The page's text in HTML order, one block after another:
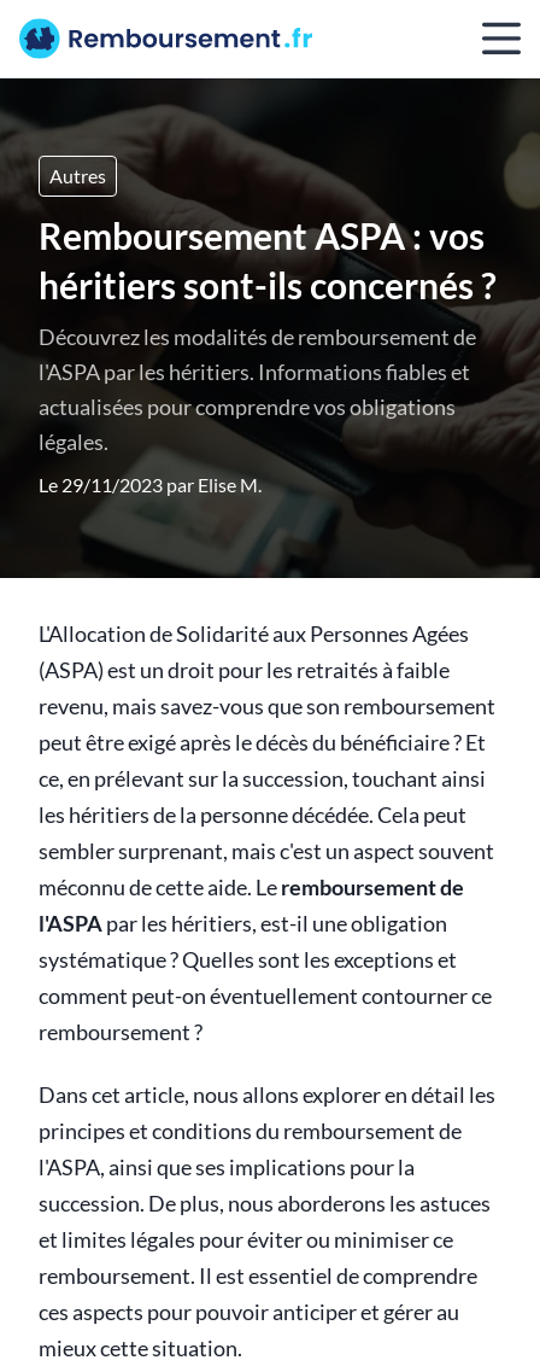
Autres
Remboursement ASPA : vos
héritiers sont-ils concernés ?
Découvrez les modalités de remboursement de
l'ASPA par les héritiers. Informations fiables et
actualisées pour comprendre vos obligations
légales.
Le 29/11/2023 par Elise M.
L'Allocation de Solidarité aux Personnes Agées
(ASPA) est un droit pour les retraités à faible
revenu, mais savez-vous que son remboursement
peut être exigé après le décès du bénéficiaire ? Et
ce, en prélevant sur la succession, touchant ainsi
les héritiers de la personne décédée. Cela peut
sembler surprenant, mais c'est un aspect souvent
méconnu de cette aide. Leremboursement de
l'ASPApar les héritiers, est-il une obligation
systématique ? Quelles sont les exceptions et
comment peut-on éventuellement contourner ce
remboursement ?
Dans cet article, nous allons explorer en détail les
principes et conditions du remboursement de
l'ASPA, ainsi que ses implications pour la
succession. De plus, nous aborderons les astuces
et limites légales pour éviter ou minimiser ce
remboursement. Il est essentiel de comprendre
ces aspects pour pouvoir anticiper et gérer au
mieux cette situation.